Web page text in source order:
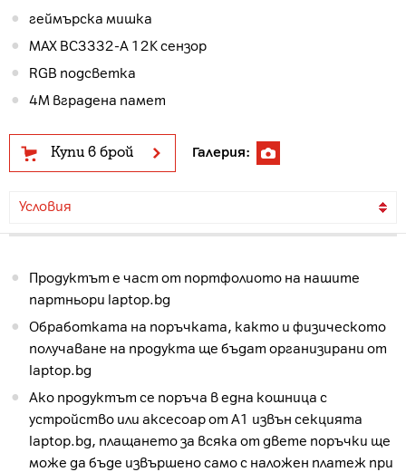
геймърска мишка
MAX BC3332-A 12K сензор
RGB подсветка
4M вградена памет
Купи в брой Галерия:
Условия
Продуктът е част от портфолиото на нашите
партньори laptop.bg
Обработката на поръчката, както и физическото
получаване на продукта ще бъдат организирани от
laptop.bg
Ако продуктът се поръча в една кошница с
устройство или аксесоар от А1 извън секцията
laptop.bg, плащането за всяка от двете поръчки ще
може да бъде извършено само с наложен платеж при